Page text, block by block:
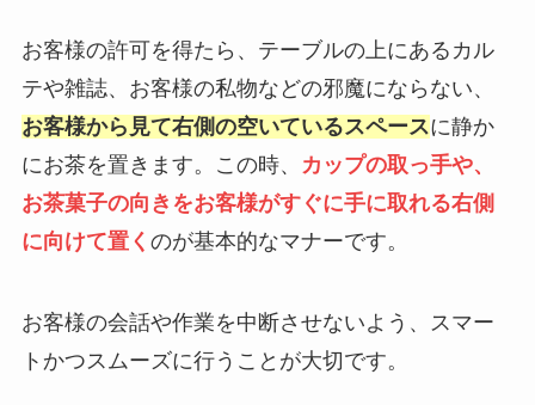
お客様の許可を得たら、テーブルの上にあるカル
テや雑誌、お客様の私物などの邪魔にならない、
お客様から見て右側の空いているスペースに静か
にお茶を置きます。この時、
カップの取っ手や、
お茶菓子の向きをお客様がすぐに手に取れる右側
に向けて置く のが基本的なマナーです。
お客様の会話や作業を中断させないよう、スマー
トかつスムーズに行うことが大切です。